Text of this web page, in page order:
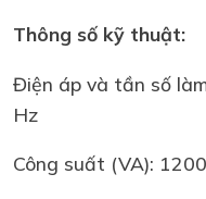
Thông số kỹ thuật:
Điện áp và tần số
Hz
Công suất (VA): 1200